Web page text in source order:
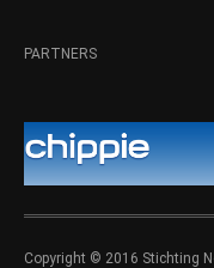
PARTNERS
Copyright © 2016 Stichting